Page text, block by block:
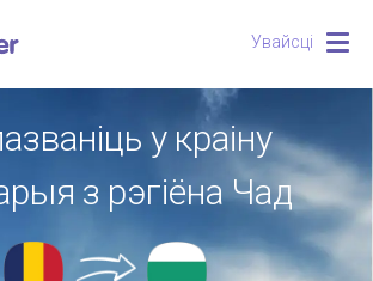
Увайсці
у краіну
з рэгіёна Чад